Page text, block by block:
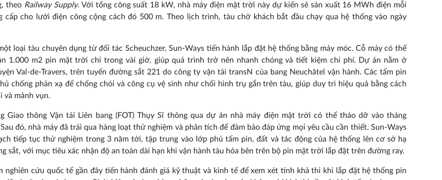
theo Railway Supply. Với tổng công suất 18 kW, nhà máy điện mặt trời này dự kiến sẽ sản xuất 16 MWh điện mỗi
cấp cho lưới điện công cộng cách đó 500 m. Theo lịch trình, tàu chở khách bắt đầu chạy qua hệ thống vào ngày
loại tàu chuyên dụng từ đối tác Scheuchzer, Sun-Ways tiến hành lắp đặt hệ thống bằng máy móc. Cỗ máy có thể
1.000 m2 pin mặt trời chỉ trong vài giờ, giúp quá trình trở nên nhanh chóng và tiết kiệm chi phí. Dự án nằm ở
Val-de-Travers, trên tuyến đường sắt 221 do công ty vận tải transN của bang Neuchâtel vận hành. Các tấm pin
chống phản xạ để chống chói và công cụ vệ sinh như chổi hình trụ gắn trên tàu, giúp duy trì hiệu quả bằng cách
và mảnh vụn.
Giao thông Vận tải Liên bang (FOT) Thụy Sĩ thông qua dự án nhà máy điện mặt trời có thể tháo dỡ vào tháng
đó, nhà máy đã trải qua hàng loạt thử nghiệm và phân tích để đảm bảo đáp ứng mọi yêu cầu cần thiết. Sun-Ways
tiếp tục thử nghiệm trong 3 năm tới, tập trung vào lớp phủ tấm pin, đất và tác động của hệ thống lên cơ sở hạ
sắt, với mục tiêu xác nhận độ an toàn dài hạn khi vận hành tàu hỏa bên trên bộ pin mặt trời lắp đặt trên đường ray.
nghiên cứu quốc tế gần đây tiến hành đánh giá kỹ thuật và kinh tế để xem xét tính khả thi khi lắp đặt hệ thống pin